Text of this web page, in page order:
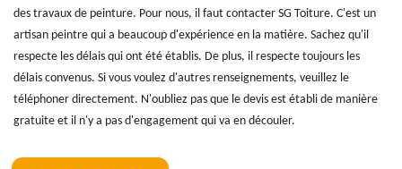
des travaux de peinture. Pour nous, il faut contacter SG Toiture. C'est un
artisan peintre qui a beaucoup d'expérience en la matière. Sachez qu'il
respecte les délais qui ont été établis. De plus, il respecte toujours les
délais convenus. Si vous voulez d'autres renseignements, veuillez le
téléphoner directement. N'oubliez pas que le devis est établi de manière
gratuite et il n'y a pas d'engagement qui va en découler.